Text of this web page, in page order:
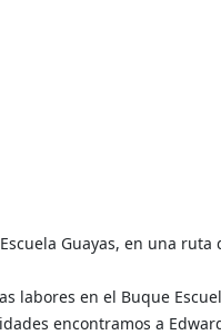
Guayas, en una
labores en el Buque
encontramos a